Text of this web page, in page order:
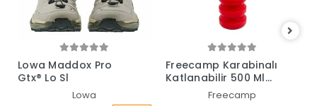
Lowa Maddox Pro
Gtx® Lo Sl
Lowa
Freecamp Karabinalı
Katlanabilir 500 Ml
Matara Kırmızı
Freecamp